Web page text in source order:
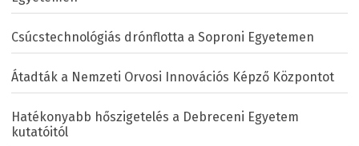
Csúcstechnológiás drónflotta a Soproni Egyetemen
Átadták a Nemzeti Orvosi Innovációs Képző Központot
Hatékonyabb hőszigetelés a Debreceni Egyetem
kutatóitól